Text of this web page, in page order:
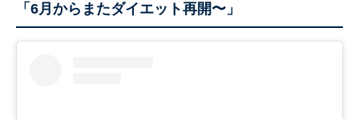
「6月からまたダイエット再開〜」